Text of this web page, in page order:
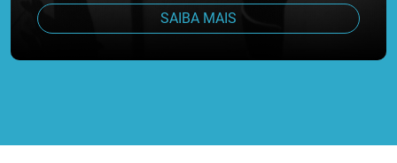
SAIBA MAIS